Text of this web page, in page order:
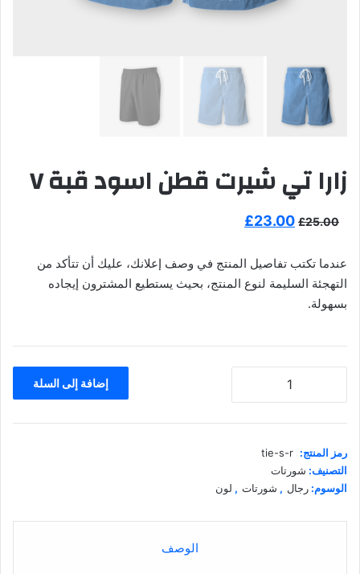
زارا تي شيرت قطن اسود قبة V
£25.00
السعر
هو:
£25.00.
£23.00
هو:
£23.00.
عندما تكتب تفاصيل المنتج في وصف إعلانك، عليك أن تتأكد من
التهجئة السليمة لنوع المنتج، بحيث يستطيع المشترون إيجاده
بسهولة.
شيرت
اسود
قبة
V
إضافة إلى السلة
رمز المنتج: tie-s-r
التصنيف: شورتات
الوسوم: رجال , شورتات , لون
الوصف